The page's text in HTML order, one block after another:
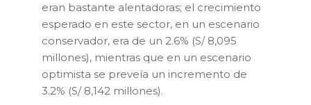
eran bastante alentadoras; el crecimiento
esperado en este sector, en un escenario
conservador, era de un 2.6% (S/ 8,095
millones), mientras que en un escenario
optimista se preveía un incremento de
3.2% (S/ 8,142 millones).